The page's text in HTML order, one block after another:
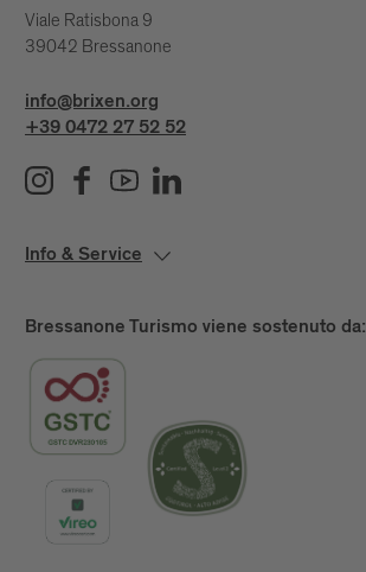
Viale Ratisbona 9
39042 Bressanone
info@brixen.org
+39 0472 27 52 52
Info & Service
Bressanone Turismo viene sostenuto da: